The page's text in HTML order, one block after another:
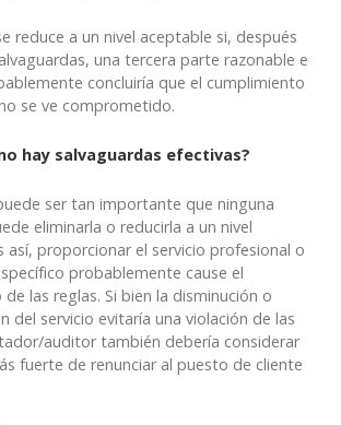
reduce a un nivel aceptable si, después
una tercera parte razonable e
concluiría que el cumplimiento
se ve comprometido.
hay salvaguardas efectivas?
ser tan importante que ninguna
eliminarla o reducirla a un nivel
así, proporcionar el servicio profesional o
probablemente cause el
las reglas. Si bien la disminución o
del servicio evitaría una violación de las
auditor también debería considerar
fuerte de renunciar al puesto de cliente